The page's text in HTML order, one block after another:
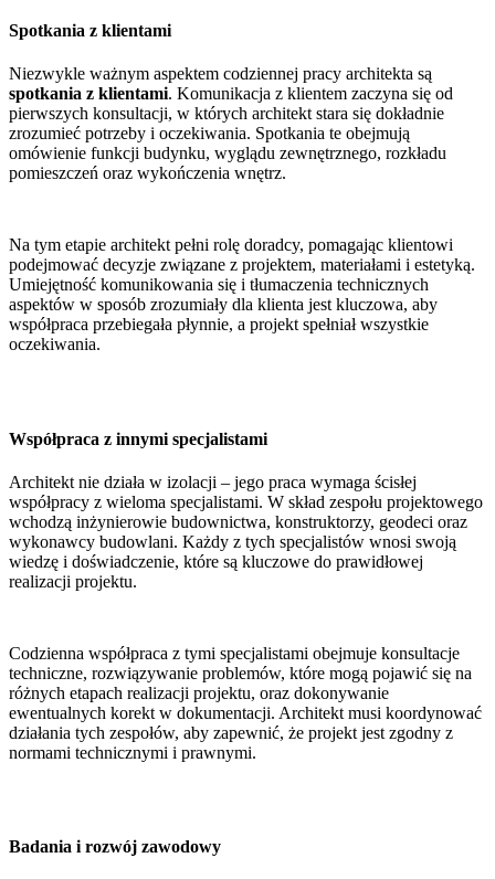
Spotkania z klientami
Niezwykle ważnym aspektem codziennej pracy architekta są
spotkania z klientami. Komunikacja z klientem zaczyna się od
pierwszych konsultacji, w których architekt stara się dokładnie
zrozumieć potrzeby i oczekiwania. Spotkania te obejmują
omówienie funkcji budynku, wyglądu zewnętrznego, rozkładu
pomieszczeń oraz wykończenia wnętrz.
Na tym etapie architekt pełni rolę doradcy, pomagając klientowi
podejmować decyzje związane z projektem, materiałami i estetyką.
Umiejętność komunikowania się i tłumaczenia technicznych
aspektów w sposób zrozumiały dla klienta jest kluczowa, aby
współpraca przebiegała płynnie, a projekt spełniał wszystkie
oczekiwania.
Współpraca z innymi specjalistami
Architekt nie działa w izolacji – jego praca wymaga ścisłej
współpracy z wieloma specjalistami. W skład zespołu projektowego
wchodzą inżynierowie budownictwa, konstruktorzy, geodeci oraz
wykonawcy budowlani. Każdy z tych specjalistów wnosi swoją
wiedzę i doświadczenie, które są kluczowe do prawidłowej
realizacji projektu.
Codzienna współpraca z tymi specjalistami obejmuje konsultacje
techniczne, rozwiązywanie problemów, które mogą pojawić się na
różnych etapach realizacji projektu, oraz dokonywanie
ewentualnych korekt w dokumentacji. Architekt musi koordynować
działania tych zespołów, aby zapewnić, że projekt jest zgodny z
normami technicznymi i prawnymi.
Badania i rozwój zawodowy